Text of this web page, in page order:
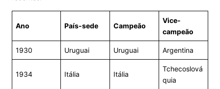
Ano País-sede Campeão
Vice-
campeão
1930 Uruguai Uruguai Argentina
1934 Itália Itália
Tchecoslová
quia